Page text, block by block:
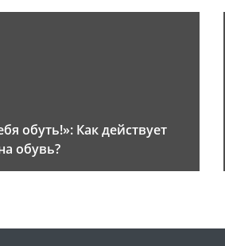
обуть!»: Как действует
обувь?